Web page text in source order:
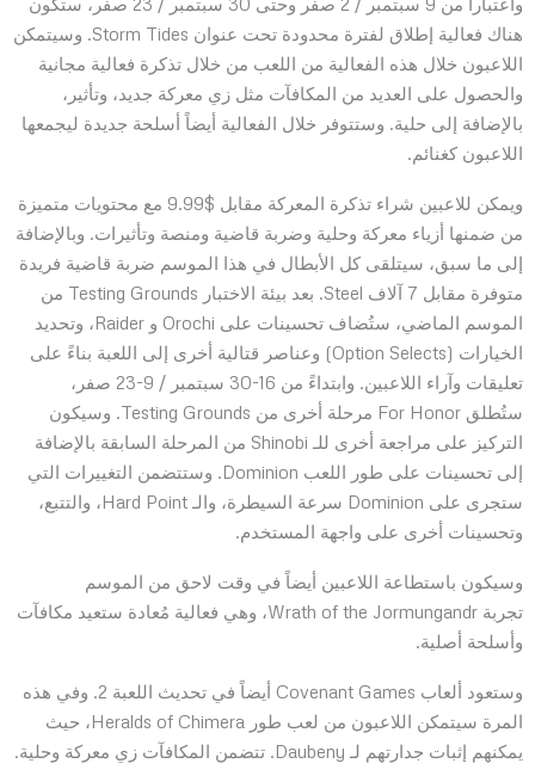
هناك فعالية إطلاق لفترة محدودة تحت عنوان Storm Tides. وسيتمكن
اللاعبون خلال هذه الفعالية من اللعب من خلال تذكرة فعالية مجانية
والحصول على العديد من المكافآت مثل زي معركة جديد، وتأثير،
بالإضافة إلى حلية. وستتوفر خلال الفعالية أيضاً أسلحة جديدة ليجمعها
اللاعبون كغنائم.
ويمكن للاعبين شراء تذكرة المعركة مقابل $9.99 مع محتويات متميزة
من ضمنها أزياء معركة وحلية وضربة قاضية ومنصة وتأثيرات. وبالإضافة
إلى ما سبق، سيتلقى كل الأبطال في هذا الموسم ضربة قاضية فريدة
متوفرة مقابل 7 آلاف Steel. بعد بيئة الاختبار Testing Grounds من
الموسم الماضي، ستُضاف تحسينات على Orochi و Raider، وتحديد
الخيارات (Option Selects) وعناصر قتالية أخرى إلى اللعبة بناءً على
تعليقات وآراء اللاعبين. وابتداءً من 16-30 سبتمبر / 9-23 صفر،
ستُطلق For Honor مرحلة أخرى من Testing Grounds. وسيكون
التركيز على مراجعة أخرى للـ Shinobi من المرحلة السابقة بالإضافة
إلى تحسينات على طور اللعب Dominion. وستتضمن التغييرات التي
ستجرى على Dominion سرعة السيطرة، والـ Hard Point، والتتبع،
وتحسينات أخرى على واجهة المستخدم.
وسيكون باستطاعة اللاعبين أيضاً في وقت لاحق من الموسم
تجربة Wrath of the Jormungandr، وهي فعالية مُعادة ستعيد مكافآت
وأسلحة أصلية.
وستعود ألعاب Covenant Games أيضاً في تحديث اللعبة 2. وفي هذه
المرة سيتمكن اللاعبون من لعب طور Heralds of Chimera، حيث
يمكنهم إثبات جدارتهم لـ Daubeny. تتضمن المكافآت زي معركة وحلية.